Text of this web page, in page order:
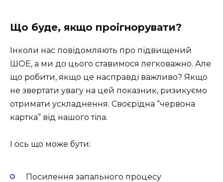
Що буде, якщо проігнорувати?
Інколи нас повідомляють про підвищений
ШОЕ, а ми до цього ставимося легковажно. Але
що робити, якщо це насправді важливо? Якщо
не звертати увагу на цей показник, ризикуємо
отримати ускладнення. Своєрідна “червона
картка” від нашого тіла.
І ось що може бути:
Посилення запального процесу